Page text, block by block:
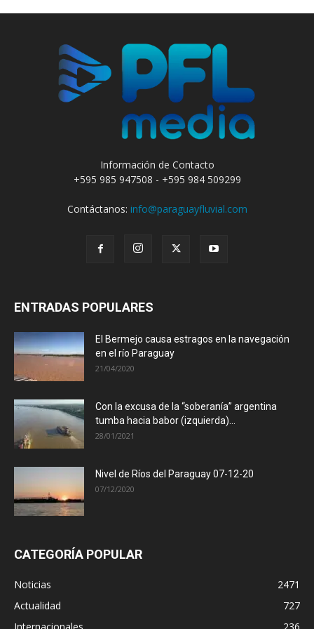
Información de Contacto
+595 985 947508 - +595 984 509299
Contáctanos: info@paraguayfluvial.com
ENTRADAS POPULARES
El Bermejo causa estragos en la navegación
en el río Paraguay
21/04/2020
Con la excusa de la “soberanía” argentina
tumba hacia babor (izquierda)...
28/01/2021
Nivel de Ríos del Paraguay 07-12-20
07/12/2020
CATEGORÍA POPULAR
Noticias
2471
Actualidad
727